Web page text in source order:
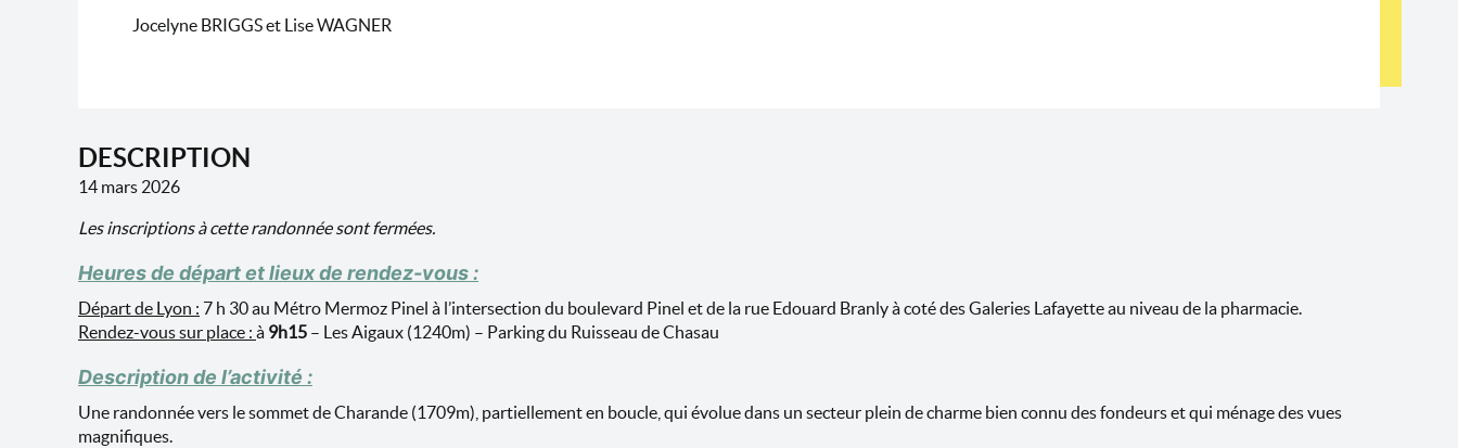
Jocelyne BRIGGS et Lise WAGNER
DESCRIPTION
14 mars 2026
Les inscriptions à cette randonnée sont fermées.
Heures de départ et lieux de rendez-vous :
Départ de Lyon : 7 h 30 au Métro Mermoz Pinel à l’intersection du boulevard Pinel et de la rue Edouard Branly à coté des Galeries Lafayette au niveau de la pharmacie.
Rendez-vous sur place : à 9h15 – Les Aigaux (1240m) – Parking du Ruisseau de Chasau
Description de l’activité :
Une randonnée vers le sommet de Charande (1709m), partiellement en boucle, qui évolue dans un secteur plein de charme bien connu des fondeurs et qui ménage des vues
magnifiques.